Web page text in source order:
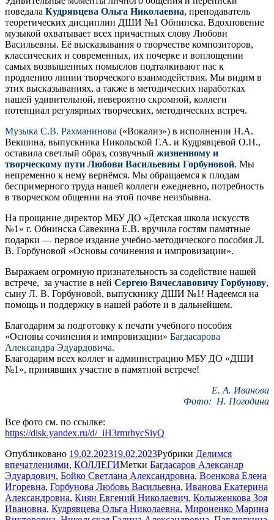
поведала Кудрявцева Ольга Николаевна, преподаватель
теоретических дисциплин ДШИ №1 Обнинска. Вдохновение
музыкой охватывает всех причастных слову Любови
Васильевны. Её высказывания о творчестве композиторов,
классических и современных, их почерке и воплощении
самых возвышенных помыслов подталкивают нас к
продлению линии творческого взаимодействия. Мы видим в
этих высказываниях, а также в методических наработках
нашей удивительной, невероятно скромной, коллеги
потенциал регулярных творческих, методических встреч.
Музыка С.В. Рахманинова («Вокализ») в исполнении Н.А.
Векшина, выпускника Никольской Г.А. и Кудрявцевой О.Н.,
оставила светлый образ, созвучный жизненному и
творческому пути Любови Васильевны Горбуновой. Мы
непременно к нему вернёмся. Мы обращаемся к плодам
беспримерного труда нашей коллеги ежедневно, потребность
в творческом общении на этой почве неизбывна.
На прощание директор МБУ ДО «Детская школа искусств
№1» г. Обнинска Савекина Е.В. вручила гостям памятные
подарки — первое издание учебно-методического пособия Л.
В. Горбуновой «Основы сочинения и импровизации».
Выражаем огромную признательность за содействие нашей
встрече, за участие в ней Сергею Вячеславовичу Горбунову,
сыну Л. В. Горбуновой, выпускнику ДШИ №1! Надеемся на
помощь и поддержку в нашей работе и в дальнейшем.
Благодарим за подготовку к печати учебного пособия
«Основы сочинения и импровизации» Багдасарова
Александра Эдуардовича.
Благодарим всех коллег и администрацию МБУ ДО «ДШИ
№1», принявших участие в памятной встрече!
Е. А. Иванова
Фото: Н. Погодина
Все фото см. по ссылке:
https://disk.yandex.ru/d/_iH3rmrhycSiyQ
Опубликовано 19.02.202319.02.2023Рубрики Делимся
впечатлениями, КОЛЛЕГИМетки Багдасаров Александр
Эдуардович, Бойко Светлана Александровна, Военкова Елена
Игоревна, Горбунова Любовь Васильевна, Иванова Екатерина
Александровна, Киян Евгений Николаевич, Колыженкова Зоя
Ивановна, Кудрявцева Ольга Николаевна, Мироненко Марина